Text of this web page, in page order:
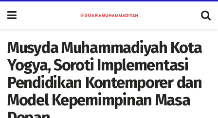
Musyda Muhammadiyah Kota
Yogya, Soroti Implementasi
Pendidikan Kontemporer dan
Model Kepemimpinan Masa